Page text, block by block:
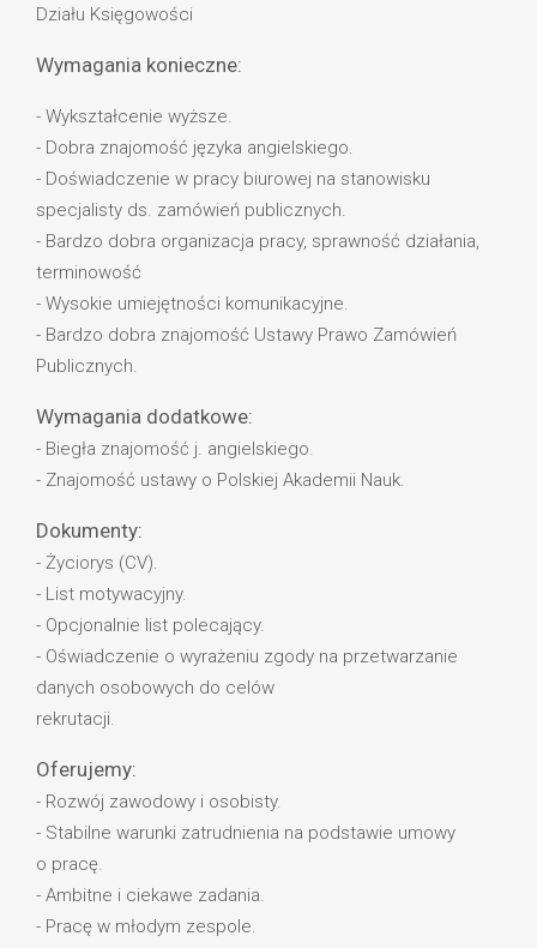
Działu Księgowości
Wymagania konieczne:
- Wykształcenie wyższe.
- Dobra znajomość języka angielskiego.
- Doświadczenie w pracy biurowej na stanowisku
specjalisty ds. zamówień publicznych.
- Bardzo dobra organizacja pracy, sprawność działania,
terminowość
- Wysokie umiejętności komunikacyjne.
- Bardzo dobra znajomość Ustawy Prawo Zamówień
Publicznych.
Wymagania dodatkowe:
- Biegła znajomość j. angielskiego.
- Znajomość ustawy o Polskiej Akademii Nauk.
Dokumenty:
- Życiorys (CV).
- List motywacyjny.
- Opcjonalnie list polecający.
- Oświadczenie o wyrażeniu zgody na przetwarzanie
danych osobowych do celów
rekrutacji.
Oferujemy:
- Rozwój zawodowy i osobisty.
- Stabilne warunki zatrudnienia na podstawie umowy
o pracę.
- Ambitne i ciekawe zadania.
- Pracę w młodym zespole.